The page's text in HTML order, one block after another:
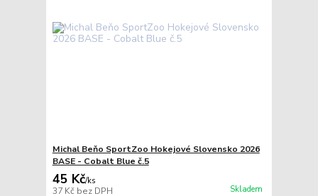
Michal Beňo SportZoo Hokejové Slovensko 2026
BASE - Cobalt Blue č.5
45 Kč/ks
37 Kč bez DPH Skladem